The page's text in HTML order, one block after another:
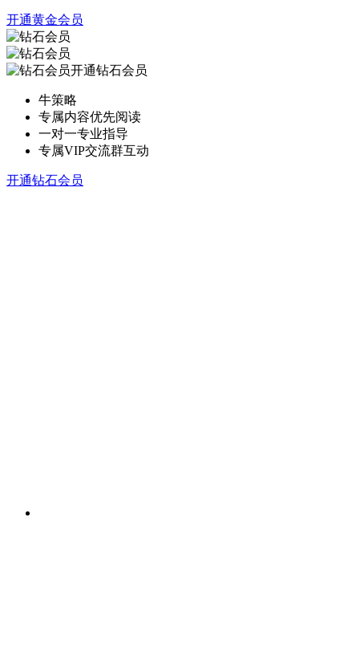
开通黄金会员
开通钻石会员
牛策略
专属内容优先阅读
一对一专业指导
专属VIP交流群互动
开通钻石会员